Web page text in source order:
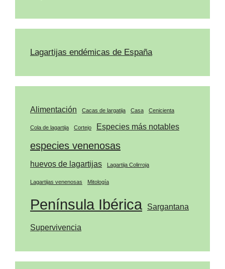
Lagartijas endémicas de España
Alimentación Cacas de largatija Casa Cenicienta
Cola de lagartija Cortejo Especies más notables
especies venenosas
huevos de lagartijas Lagartija Colirroja
Lagartijas venenosas Mitología
Península Ibérica Sargantana
Supervivencia